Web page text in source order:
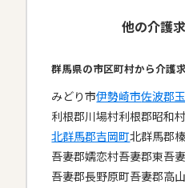
他の介護
群馬県の市区町村から介護
みどり市伊勢崎市佐波郡
利根郡川場村利根郡昭和村
北群馬郡吉岡町北群馬郡
吾妻郡嬬恋村吾妻郡東吾
吾妻郡長野原町吾妻郡高